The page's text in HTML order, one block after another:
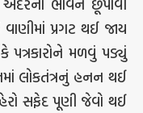
પ્રગટ થઈ જાય
પત્રકારોને મળવું પડ્યું
લોકતંત્રનું હનન થઈ
સફેદ પૂણી જેવો થઈ